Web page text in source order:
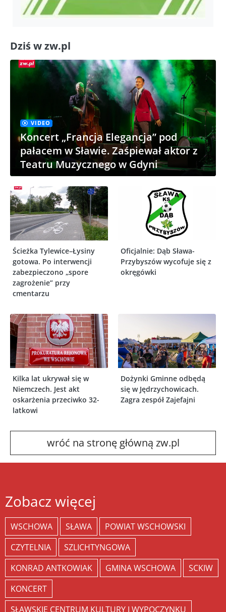
Dziś w zw.pl
VIDEO
Koncert „Francja Elegancja” pod
pałacem w Sławie. Zaśpiewał aktor z
Teatru Muzycznego w Gdyni
Ścieżka Tylewice–Łysiny
gotowa. Po interwencji
zabezpieczono „spore
zagrożenie” przy
cmentarzu
Oficjalnie: Dąb Sława-
Przybyszów wycofuje się z
okręgówki
Kilka lat ukrywał się w
Niemczech. Jest akt
oskarżenia przeciwko 32-
latkowi
Dożynki Gminne odbędą
się w Jędrzychowicach.
Zagra zespół Zajefajni
wróć na stronę główną zw.pl
Zobacz więcej
WSCHOWA SŁAWA
POWIAT WSCHOWSKI
CZYTELNIA
SZLICHTYNGOWA
KONRAD ANTKOWIAK
GMINA WSCHOWA
SCKIW
KONCERT
SŁAWSKIE CENTRUM KULTURY I WYPOCZYNKU